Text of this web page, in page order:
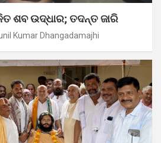
ଶବ ଉଦ୍ଧାର; ତଦନ୍ତ ଜାରି
Kumar Dhangadamajhi